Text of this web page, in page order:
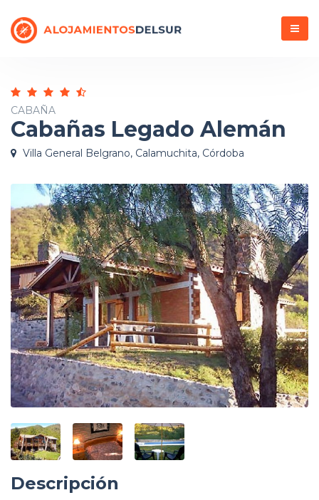
Menú
CABAÑA
Cabañas Legado Alemán
Villa General Belgrano, Calamuchita, Córdoba
Descripción